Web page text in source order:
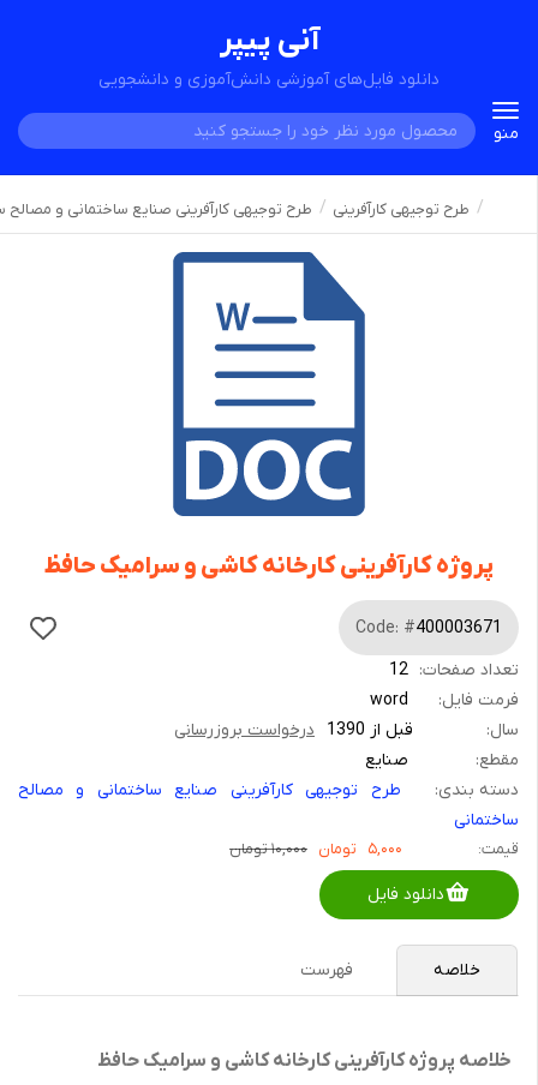
آنی پیپر
دانلود فایل‌های آموزشی دانش‌آموزی و دانشجویی
Toggle
navigation
منو
طرح توجیهی کارآفرینی طرح توجیهی کارآفرینی صنایع ساختمانی و مصالح
پروژه کارآفرینی کارخانه کاشی و سرامیک حافظ
Code: #400003671
تعداد صفحات: 12
فرمت فایل:
word
سال:
قبل از 1390
درخواست بروزرسانی
مقطع:
صنایع
دسته بندی:
طرح توجیهی کارآفرینی صنایع ساختمانی و مصالح
ساختمانی
قیمت: ۵,۰۰۰ تومان ۱۰,۰۰۰ تومان
دانلود فایل
خلاصه فهرست
خلاصه پروژه کارآفرینی کارخانه کاشی و سرامیک حافظ